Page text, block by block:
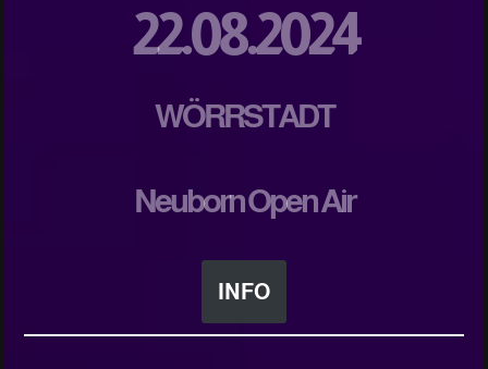
22.08.2024
WÖRRSTADT
Neuborn Open Air
INFO